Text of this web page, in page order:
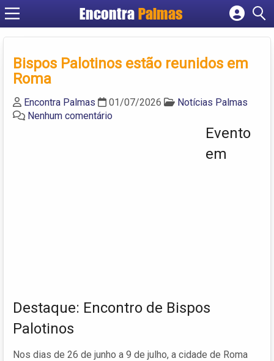
Encontra Palmas
Cadastrar empresa
Criar conta
Bispos Palotinos estão reunidos em
Roma
Encontra Palmas 01/07/2026
Notícias Palmas
Nenhum comentário
Evento
em
Destaque: Encontro de Bispos
Palotinos
Nos dias de 26 de junho a 9 de julho, a cidade de Roma